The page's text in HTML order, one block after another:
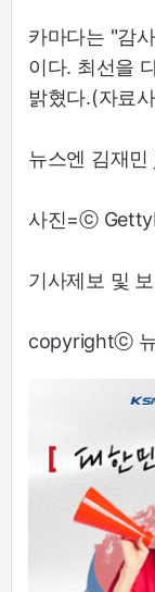
카마다는 "감
이다. 최선을
밝혔다.(자료
뉴스엔 김재민
사진=ⓒ
기사제보 및
copyrightⓒ 뉴